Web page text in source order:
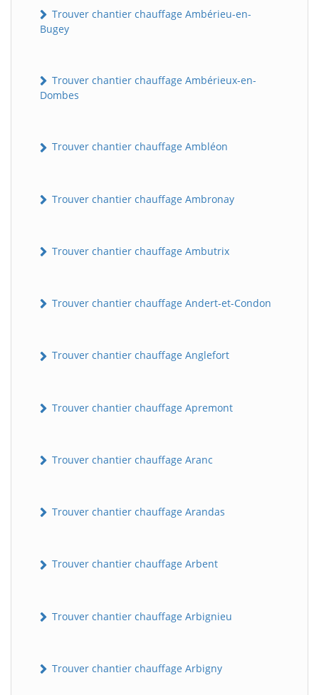
Trouver chantier chauffage Ambérieu-en-
Bugey
Trouver chantier chauffage Ambérieux-en-
Dombes
Trouver chantier chauffage Ambléon
Trouver chantier chauffage Ambronay
Trouver chantier chauffage Ambutrix
Trouver chantier chauffage Andert-et-Condon
Trouver chantier chauffage Anglefort
Trouver chantier chauffage Apremont
Trouver chantier chauffage Aranc
Trouver chantier chauffage Arandas
Trouver chantier chauffage Arbent
Trouver chantier chauffage Arbignieu
Trouver chantier chauffage Arbigny